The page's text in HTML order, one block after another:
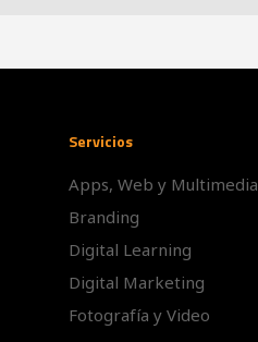
Servicios
Apps, Web y Multimedia
Branding
Digital Learning
Digital Marketing
Fotografía y Video